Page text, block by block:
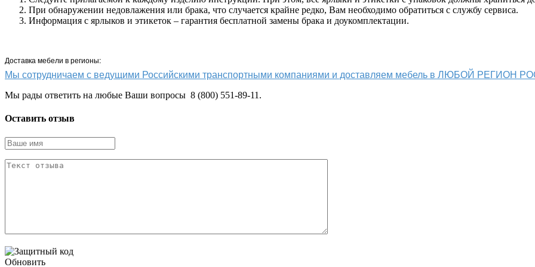
При обнаружении недовлажения или брака, что случается крайне редко, Вам необходимо обратиться с службу сервиса.
Информация с ярлыков и этикеток – гарантия бесплатной замены брака и доукомплектации.
Доставка мебели в регионы:
Мы сотрудничаем с ведущими Российскими транспортными компаниями и доставляем мебель в ЛЮБОЙ РЕГИОН
Мы рады ответить на любые Ваши вопросы 8 (800) 551-89-11.
Оставить отзыв
Обновить